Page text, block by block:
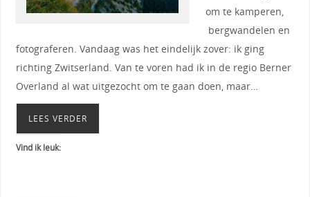
om te kamperen,
bergwandelen en
fotograferen. Vandaag was het eindelijk zover: ik ging
richting Zwitserland. Van te voren had ik in de regio Berner
Overland al wat uitgezocht om te gaan doen, maar…
LEES VERDER
Vind ik leuk: